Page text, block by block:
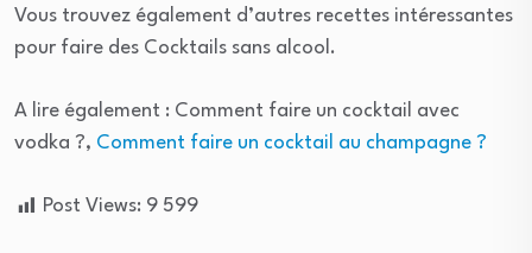
Vous trouvez également d’autres recettes intéressantes
pour faire des Cocktails sans alcool.
A lire également : Comment faire un cocktail avec
vodka ?, Comment faire un cocktail au champagne ?
Post Views: 9 599